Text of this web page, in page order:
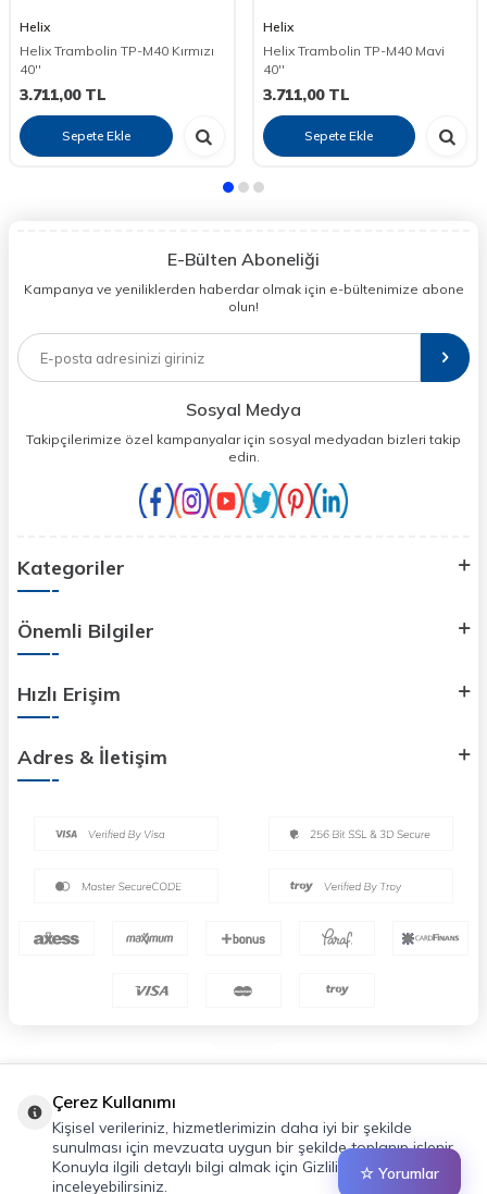
☆ Yorumlar
Helix
Helix Trambolin TP-M40 Kırmızı
40''
3.711,00TL
Sepete Ekle
Helix
Helix Trambolin TP-M40 Mavi
40''
3.711,00TL
Sepete Ekle
E-Bülten Aboneliği
Kampanya ve yeniliklerden haberdar olmak için e-bültenimize abone
olun!
Sosyal Medya
Takipçilerimize özel kampanyalar için sosyal medyadan bizleri takip
edin.
Kategoriler
Önemli Bilgiler
Hızlı Erişim
Adres & İletişim
Çerez Kullanımı
Kişisel verileriniz, hizmetlerimizin daha iyi bir şekilde
sunulması için mevzuata uygun bir şekilde toplanıp işlenir.
Konuyla ilgili detaylı bilgi almak için Gizlilik Politikamızı
inceleyebilirsiniz.